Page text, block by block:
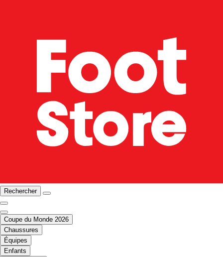
Rechercher
Coupe du Monde 2026
Chaussures
Équipes
Enfants